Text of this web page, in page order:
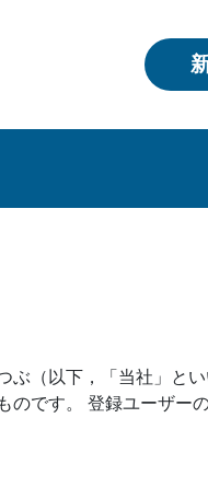
（以下，「当社」と
のです。 登録ユーザー